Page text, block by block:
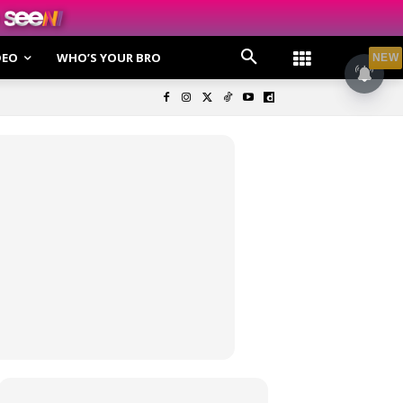
Privasi
WHO’S YOUR BRO NEW